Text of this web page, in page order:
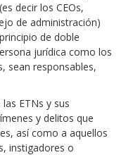
decir los CEOs,
de administración)
de doble
jurídica como los
sean responsables,
ETNs y sus
y delitos que
así como a aquellos
instigadores o